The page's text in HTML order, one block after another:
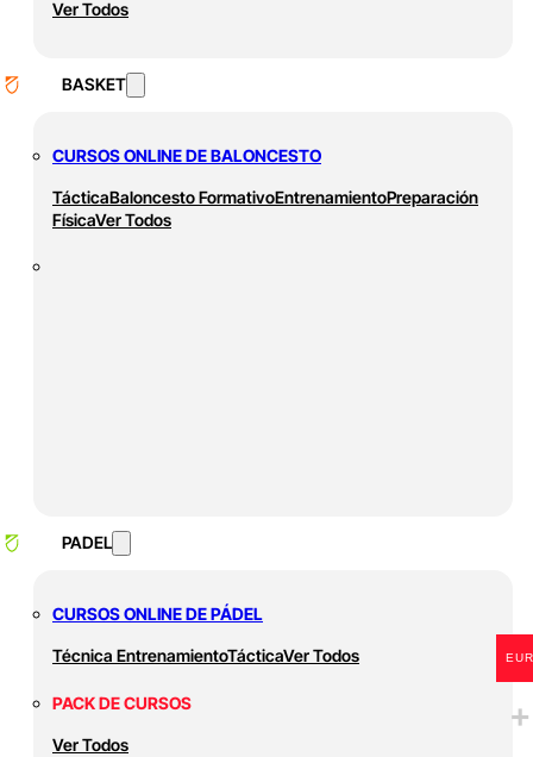
Ver Todos
BASKET
CURSOS ONLINE DE BALONCESTO
TácticaBaloncesto FormativoEntrenamientoPreparación
FísicaVer Todos
PADEL
CURSOS ONLINE DE PÁDEL
Técnica EntrenamientoTácticaVer Todos
PACK DE CURSOS
Ver Todos
EUR